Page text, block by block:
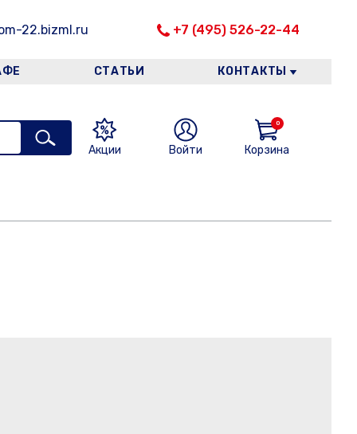
22.bizml.ru +7 (495) 526-22-44
СТАТЬИ КОНТАКТЫ
Акции Войти Корзина
0